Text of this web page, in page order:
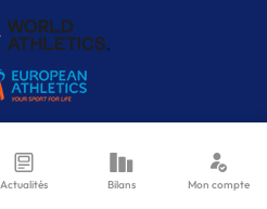
Actualités Bilans Mon compte